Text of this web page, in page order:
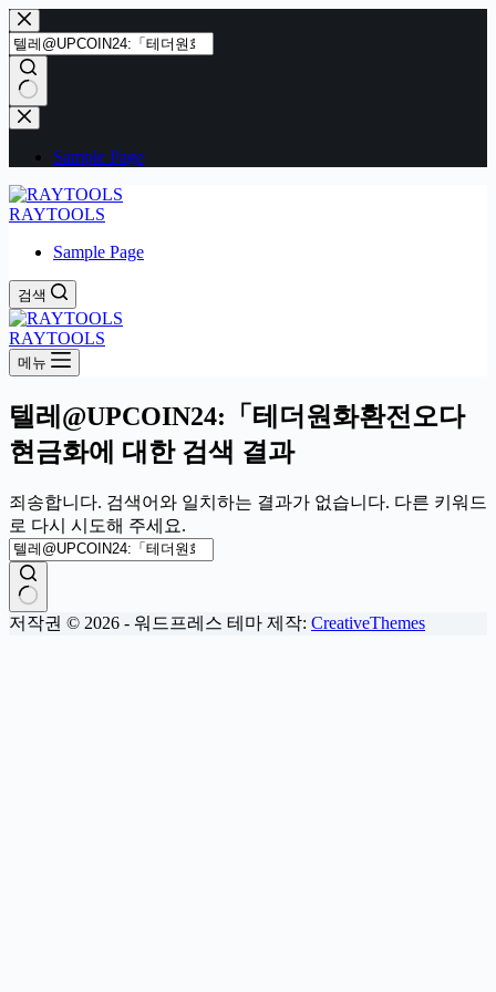
본
문
으
로
건
너
기
결
음
Sample Page
RAYTOOLS
Sample Page
검색
RAYTOOLS
메뉴
텔레@UPCOIN24:「테더원화환전오다
현금화에 대한 검색 결과
죄송합니다. 검색어와 일치하는 결과가 없습니다. 다른 키워드
로 다시 시도해 주세요.
결
저작권 © 2026 - 워드프레스 테마 제작: CreativeThemes